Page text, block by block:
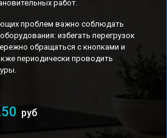
работ.
проблем важно соблюдать
избегать перегрузок
обращаться с кнопками и
периодически проводить
руб